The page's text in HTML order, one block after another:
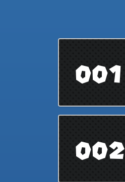
001
002